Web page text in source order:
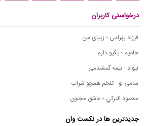
درخواستی کاربران
فرزاد بهرامی - زیبای من
حامیم - یکیو دارم
نیواد - نیمه گمشدمی
سامی لو - تلخم همچو شراب
محمود التركي - عاشق مجنون
جدیدترین ها در نکست وان